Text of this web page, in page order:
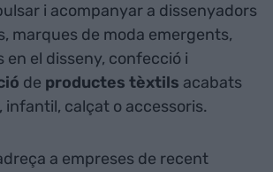
i acompanyar a dissenyadors
marques de moda emergents,
en el disseny, confecció i
de productes tèxtils acabats
infantil, calçat o accessoris.
a empreses de recent